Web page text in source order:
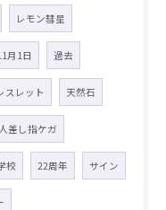
レモン彗星
月1日 過去
スレット 天然石
人差し指ケガ
校 22周年 サイン